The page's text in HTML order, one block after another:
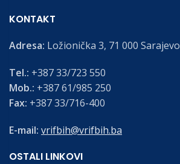
KONTAKT
Adresa: Ložionička 3, 71 000 Sarajevo
Tel.: +387 33/723 550
Mob.: +387 61/985 250
Fax: +387 33/716-400
E-mail: vrifbih@vrifbih.ba
OSTALI LINKOVI